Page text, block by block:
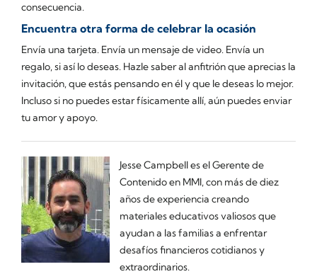
consecuencia.
Encuentra otra forma de celebrar la ocasión
Envía una tarjeta. Envía un mensaje de video. Envía un
regalo, si así lo deseas. Hazle saber al anfitrión que aprecias la
invitación, que estás pensando en él y que le deseas lo mejor.
Incluso si no puedes estar físicamente allí, aún puedes enviar
tu amor y apoyo.
Jesse Campbell es el Gerente de
Contenido en MMI, con más de diez
años de experiencia creando
materiales educativos valiosos que
ayudan a las familias a enfrentar
desafíos financieros cotidianos y
extraordinarios.